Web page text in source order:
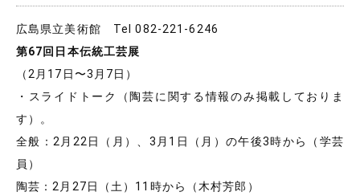
広島県立美術館 Tel 082-221-6246
第67回日本伝統工芸展
（2月17日〜3月7日）
・スライドトーク（陶芸に関する情報のみ掲載しておりま
す）。
全般：2月22日（月）、3月1日（月）の午後3時から（学芸
員）
陶芸：2月27日（土）11時から（木村芳郎）